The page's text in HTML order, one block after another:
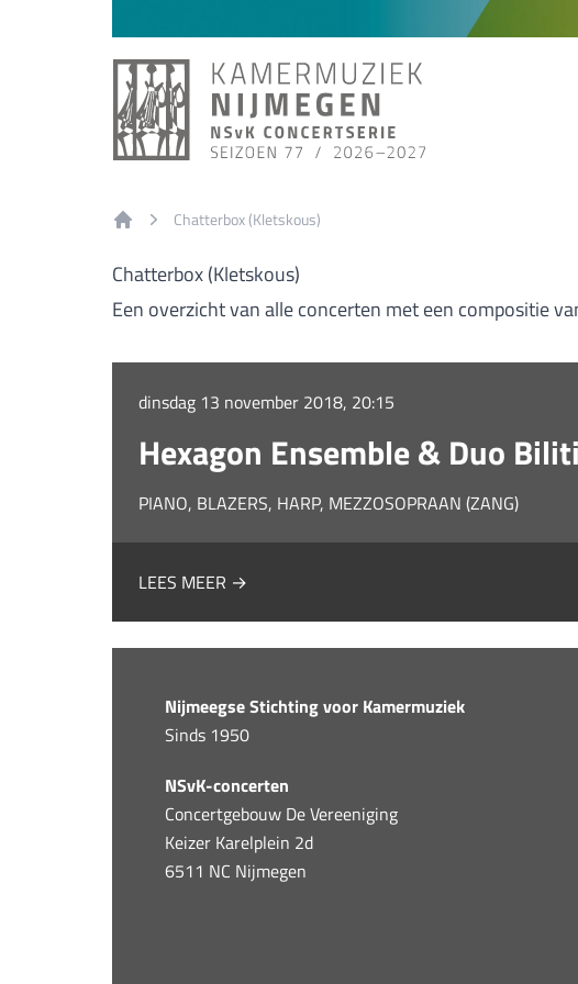
Chatterbox (Kletskous)
Chatterbox (Kletskous)
Een overzicht van alle concerten met een compositie
dinsdag 13 november 2018, 20:15
Hexagon Ensemble & Duo
PIANO, BLAZERS, HARP, MEZZOSOPRAAN (ZANG)
LEES MEER →
Nijmeegse Stichting voor Kamermuziek
Sinds 1950
NSvK-concerten
Concertgebouw De Vereeniging
Keizer Karelplein 2d
6511 NC Nijmegen